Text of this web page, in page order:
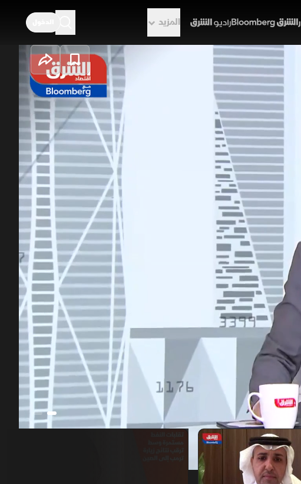
المزيد
"تاسي"..
الصين
يستعيد "تاسي" زخمه فوق مستويات 11000 نقطة، بدعم من تباطؤ التضخم في المملكة إلى 1.6%، فيما تبرز
نتائج شركة "أنابيب الشرق" في الواجهة بنمو أرباحها السنوية 50% لتصل إلى 164 مليون ريال، تزامنا مع ترقب
التجارية بين أكبر اقتصادين في العالم.
السعودي الاقتصاد الصيني